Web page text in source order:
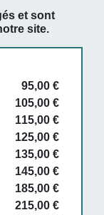
et sont
site.
95,00 €
105,00 €
115,00 €
125,00 €
135,00 €
145,00 €
185,00 €
215,00 €